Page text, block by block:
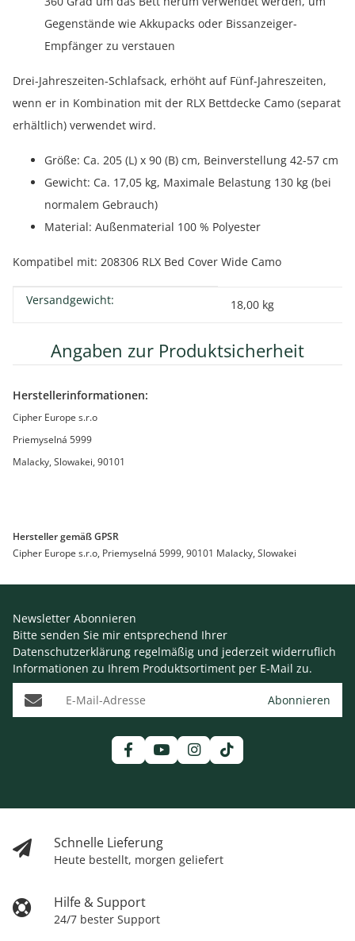
Gegenstände wie Akkupacks oder Bissanzeiger-
Empfänger zu verstauen
Drei-Jahreszeiten-Schlafsack, erhöht auf Fünf-Jahreszeiten,
wenn er in Kombination mit der RLX Bettdecke Camo (separat
erhältlich) verwendet wird.
Größe: Ca. 205 (L) x 90 (B) cm, Beinverstellung 42-57 cm
Gewicht: Ca. 17,05 kg, Maximale Belastung 130 kg (bei
normalem Gebrauch)
Material: Außenmaterial 100 % Polyester
Kompatibel mit: 208306 RLX Bed Cover Wide Camo
Produkteigenschaft
Wert
Versandgewicht: 18,00 kg
Angaben zur Produktsicherheit
Herstellerinformationen:
Cipher Europe s.r.o
Priemyselná 5999
Malacky, Slowakei, 90101
Hersteller gemäß GPSR
Cipher Europe s.r.o, Priemyselná 5999, 90101 Malacky, Slowakei
Schnelle Lieferung
Heute bestellt, morgen geliefert
Hilfe & Support
24/7 bester Support
Newsletter Abonnieren
Bitte senden Sie mir entsprechend Ihrer
Datenschutzerklärung regelmäßig und jederzeit widerruflich
Informationen zu Ihrem Produktsortiment per E-Mail zu.
E-Mail-Adresse Abonnieren